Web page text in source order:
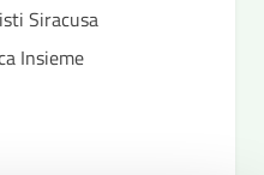
Siracusa
Insieme